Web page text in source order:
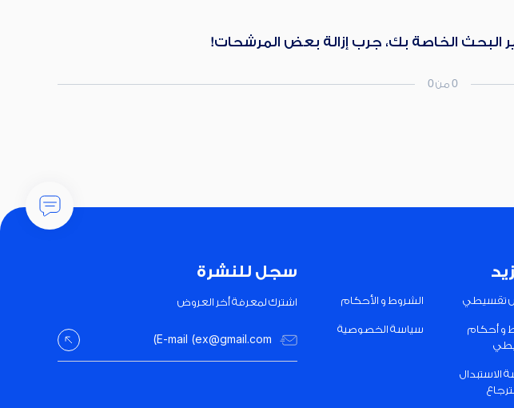
البحث الخاصة بك، جرب إزالة بعض المرشحات!
0 من 0
تقسيطي الشروط و الأحكام
و أحكام
سياسة الخصوصية
الاستبدال
سجل للنشرة
اشترك لمعرفة أخر العروض